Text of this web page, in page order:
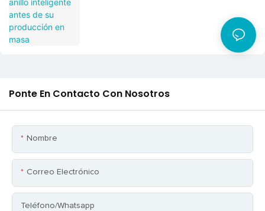
Ponte En Contacto Con Nosotros
Nombre
Correo Electrónico
Teléfono/whatsapp